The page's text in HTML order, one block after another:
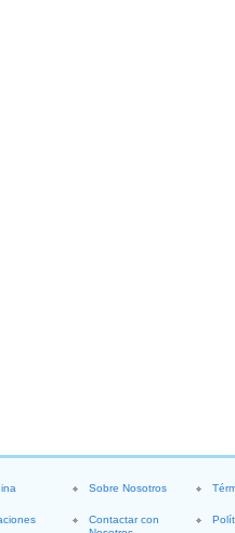
Sobre Nosotros
Contactar con